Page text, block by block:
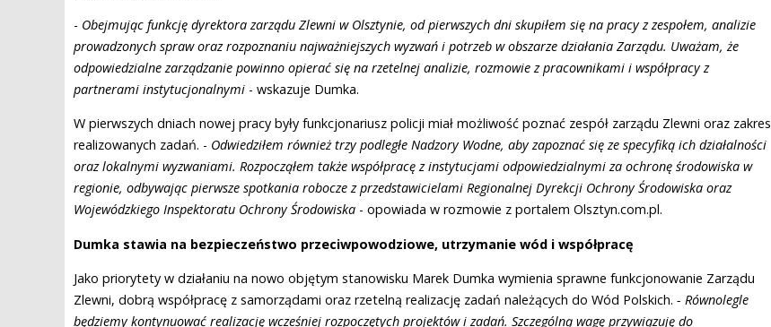
- Obejmując funkcję dyrektora zarządu Zlewni w Olsztynie, od pierwszych dni skupiłem się na pracy z zespołem, analizie
prowadzonych spraw oraz rozpoznaniu najważniejszych wyzwań i potrzeb w obszarze działania Zarządu. Uważam, że
odpowiedzialne zarządzanie powinno opierać się na rzetelnej analizie, rozmowie z pracownikami i współpracy z
partnerami instytucjonalnymi - wskazuje Dumka.
W pierwszych dniach nowej pracy były funkcjonariusz policji miał możliwość poznać zespół zarządu Zlewni oraz zakres
realizowanych zadań. - Odwiedziłem również trzy podległe Nadzory Wodne, aby zapoznać się ze specyfiką ich działalności
oraz lokalnymi wyzwaniami. Rozpocząłem także współpracę z instytucjami odpowiedzialnymi za ochronę środowiska w
regionie, odbywając pierwsze spotkania robocze z przedstawicielami Regionalnej Dyrekcji Ochrony Środowiska oraz
Wojewódzkiego Inspektoratu Ochrony Środowiska - opowiada w rozmowie z portalem Olsztyn.com.pl.
Dumka stawia na bezpieczeństwo przeciwpowodziowe, utrzymanie wód i współpracę
Jako priorytety w działaniu na nowo objętym stanowisku Marek Dumka wymienia sprawne funkcjonowanie Zarządu
Zlewni, dobrą współpracę z samorządami oraz rzetelną realizację zadań należących do Wód Polskich. - Równolegle
będziemy kontynuować realizację wcześniej rozpoczętych projektów i zadań. Szczególną wagę przywiązuję do